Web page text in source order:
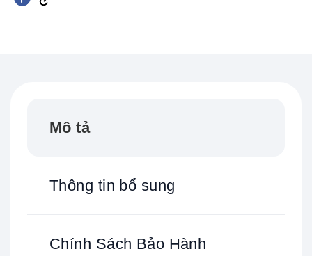
Mô tả
Thông tin bổ sung
Chính Sách Bảo Hành